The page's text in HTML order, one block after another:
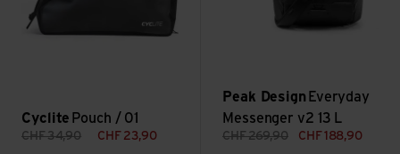
Cyclite Pouch / 01
CHF34,90 CHF 23,90
Peak Design Everyday
Messenger v2 13 L
CHF269,90 CHF188,90